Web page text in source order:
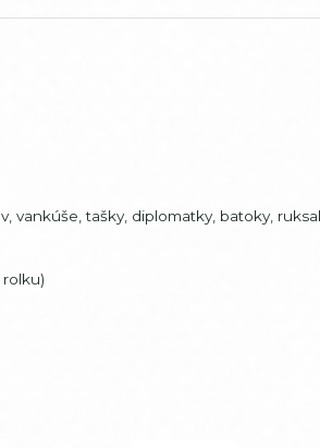
vankúše, tašky, diplomatky, batoky,